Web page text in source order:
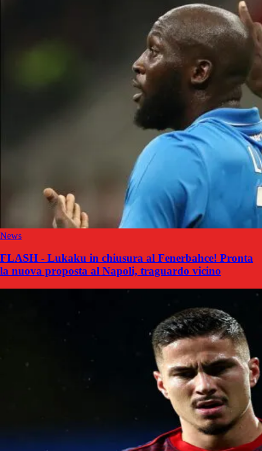
News
FLASH - Lukaku in chiusura al Fenerbahce! Pronta
la nuova proposta al Napoli, traguardo vicino